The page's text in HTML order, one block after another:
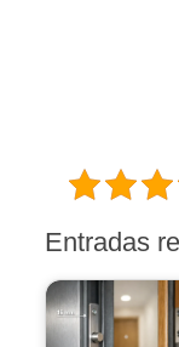
Entradas